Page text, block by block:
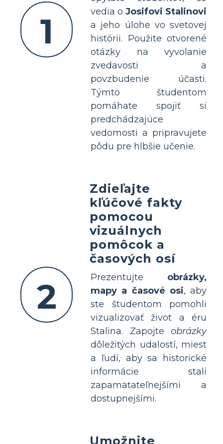
1
vedia o Josifovi Stalinovi
a jeho úlohe vo svetovej
histórii. Použite otvorené
otázky na vyvolanie
zvedavosti a
povzbudenie účasti.
Týmto študentom
pomáhate spojiť si
predchádzajúce
vedomosti a pripravujete
pôdu pre hlbšie učenie.
2
Zdieľajte
kľúčové fakty
pomocou
vizuálnych
pomôcok a
časových osí
Prezentujte obrázky,
mapy a časové osi, aby
ste študentom pomohli
vizualizovať život a éru
Stalina. Zapojte obrázky
dôležitých udalostí, miest
a ľudí, aby sa historické
informácie stali
zapamätateľnejšími a
dostupnejšími.
Umožnite